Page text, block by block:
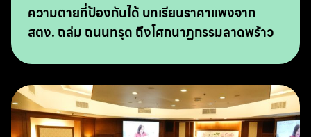
ความตายที่ป้องกันได้ บทเรียนราคาแพงจาก
สตง. ถล่ม ถนนทรุด ถึงโศกนาฏกรรมลาดพร้าว